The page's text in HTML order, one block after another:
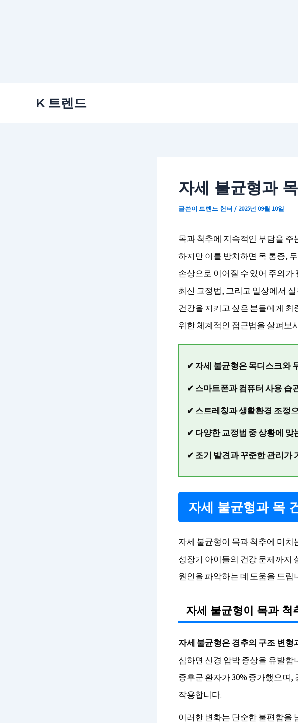
K 트렌드
자세 불균형과
글쓴이 트렌드 헌터 / 2025년 09월 10일
목과 척추에 지속적인 부담을
하지만 이를 방치하면 목 통증,
손상으로 이어질 수 있어 주의가
최신 교정법, 그리고 일상에서
건강을 지키고 싶은 분들에게
위한 체계적인 접근법을 살펴보
✔ 자세 불균형은 목디스크와
✔ 스마트폰과 컴퓨터 사용 습
✔ 스트레칭과 생활환경 조정
✔ 다양한 교정법 중 상황에 맞
✔ 조기 발견과 꾸준한 관리가
자세 불균형과 목
자세 불균형이 목과 척추에 미
성장기 아이들의 건강 문제까지
원인을 파악하는 데 도움을 드립
자세 불균형이 목과 척
자세 불균형은 경추의 구조 변형
심하면 신경 압박 증상을 유발
증후군 환자가 30% 증가했으며,
작용합니다.
이러한 변화는 단순한 불편함을